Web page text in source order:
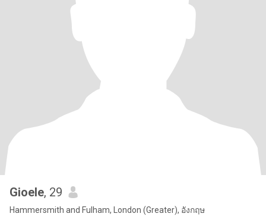
Gioele, 29
Hammersmith and Fulham, London (Greater), อังกฤษ